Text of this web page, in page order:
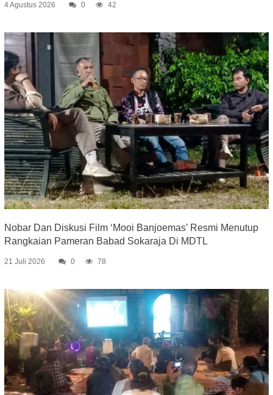
4 Agustus 2026 0 42
Nobar Dan Diskusi Film ‘Mooi Banjoemas’ Resmi Menutup
Rangkaian Pameran Babad Sokaraja Di MDTL
21 Juli 2026 0 78